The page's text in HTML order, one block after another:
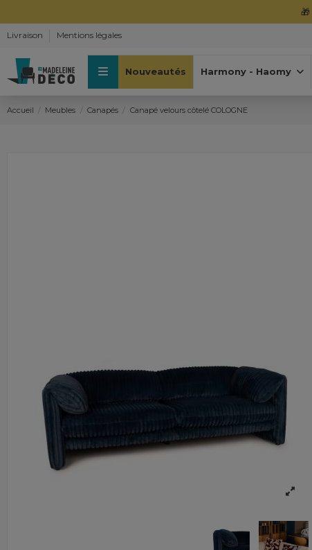
🎁
Livraison Mentions légales
Nouveautés Harmony - Haomy
Accueil Meubles Canapés Canapé velours côtelé COLOGNE